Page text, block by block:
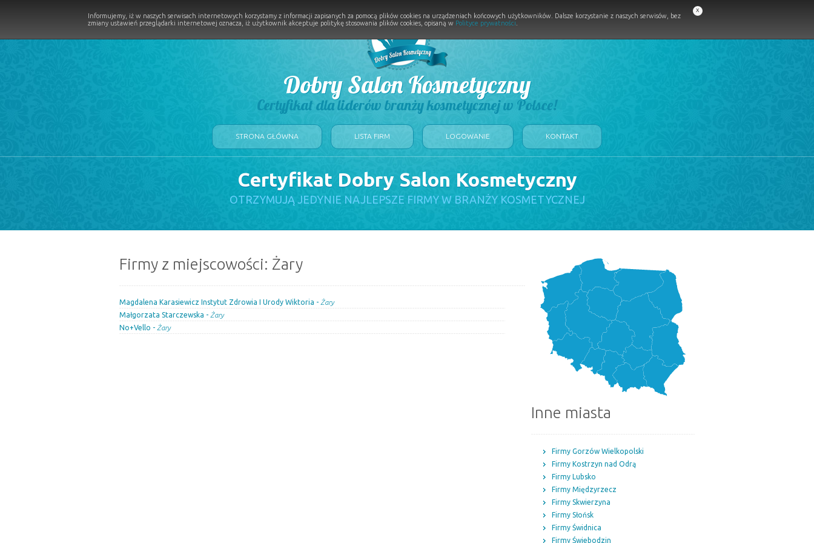
Dobry Salon Kosmetyczny
Certyfikat dla liderów branży kosmetycznej w Polsce!
STRONA GŁÓWNA LISTA FIRM LOGOWANIE KONTAKT
Certyfikat Dobry Salon Kosmetyczny
OTRZYMUJĄ JEDYNIE NAJLEPSZE FIRMY W BRANŻY KOSMETYCZNEJ
Firmy z miejscowości: Żary
Magdalena Karasiewicz Instytut Zdrowia I Urody Wiktoria - Żary
Małgorzata Starczewska - Żary
No+Vello - Żary
Inne miasta
Firmy Gorzów Wielkopolski
Firmy Kostrzyn nad Odrą
Firmy Lubsko
Firmy Międzyrzecz
Firmy Skwierzyna
Firmy Słońsk
Firmy Świdnica
Firmy Świebodzin
Informujemy, iż w naszych serwisach internetowych korzystamy z informacji zapisanych za pomocą plików cookies na urządzeniach końcowych użytkowników. Dalsze korzystanie z naszych serwisów, bez
zmiany ustawień przeglądarki internetowej oznacza, iż użytkownik akceptuje politykę stosowania plików cookies, opisaną w Polityce prywatności
x